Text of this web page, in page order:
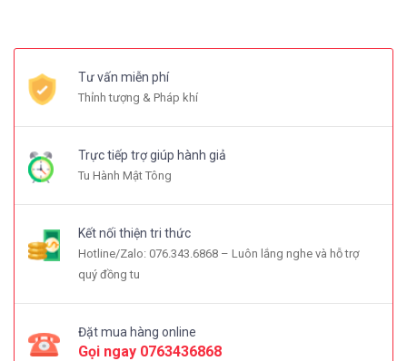
Tư vấn miễn phí
Thỉnh tượng & Pháp khí
Trực tiếp trợ giúp hành giả
Tu Hành Mật Tông
Kết nối thiện tri thức
Hotline/Zalo: 076.343.6868 – Luôn lắng nghe và hỗ trợ
quý đồng tu
Đặt mua hàng online
Gọi ngay 0763436868